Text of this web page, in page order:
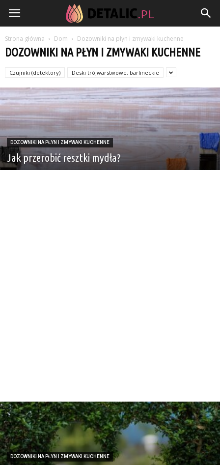
Detalic.pl
Strona główna Dom Dozowniki na płyn i zmywaki kuchenne
DOZOWNIKI NA PŁYN I ZMYWAKI KUCHENNE
Czujniki (detektory) Deski trójwarstwowe, barlineckie
DOZOWNIKI NA PŁYN I ZMYWAKI KUCHENNE
Jak przerobić resztki mydła?
DOZOWNIKI NA PŁYN I ZMYWAKI KUCHENNE